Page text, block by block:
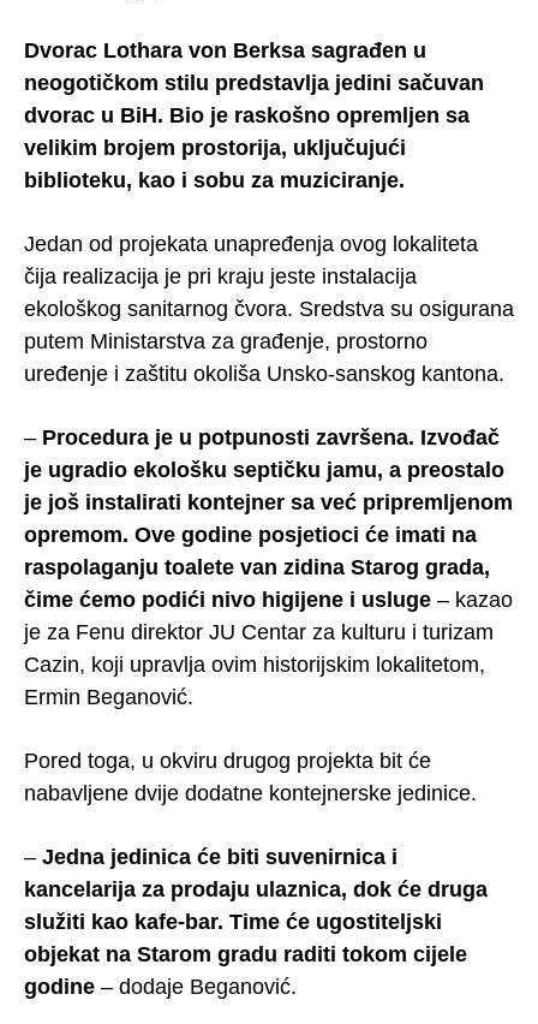
Dvorac Lothara von Berksa sagrađen u
neogotičkom stilu predstavlja jedini sačuvan
dvorac u BiH. Bio je raskošno opremljen sa
velikim brojem prostorija, uključujući
biblioteku, kao i sobu za muziciranje.
Jedan od projekata unapređenja ovog lokaliteta
čija realizacija je pri kraju jeste instalacija
ekološkog sanitarnog čvora. Sredstva su osigurana
putem Ministarstva za građenje, prostorno
uređenje i zaštitu okoliša Unsko-sanskog kantona.
– Procedura je u potpunosti završena. Izvođač
je ugradio ekološku septičku jamu, a preostalo
je još instalirati kontejner sa već pripremljenom
opremom. Ove godine posjetioci će imati na
raspolaganju toalete van zidina Starog grada,
čime ćemo podići nivo higijene i usluge – kazao
je za Fenu direktor JU Centar za kulturu i turizam
Cazin, koji upravlja ovim historijskim lokalitetom,
Ermin Beganović.
Pored toga, u okviru drugog projekta bit će
nabavljene dvije dodatne kontejnerske jedinice.
– Jedna jedinica će biti suvenirnica i
kancelarija za prodaju ulaznica, dok će druga
služiti kao kafe-bar. Time će ugostiteljski
objekat na Starom gradu raditi tokom cijele
godine – dodaje Beganović.